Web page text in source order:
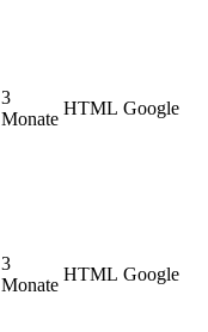
3
Monate
HTML Google
3
Monate
HTML Google